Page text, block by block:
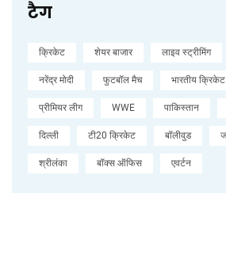
टैग
क्रिकेट शेयर बाजार लाइव स्ट्रीमिंग
नरेंद्र मोदी फुटबॉल मैच भारतीय क्रिकेट
प्रीमियर लीग WWE पाकिस्तान
दिल्ली टी20 क्रिकेट बॉलीवुड
श्रीलंका बॉक्स ऑफिस एवर्टन